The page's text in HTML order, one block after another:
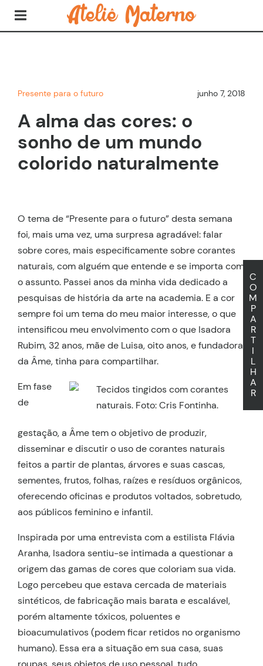
Presente para o futuro junho 7, 2018
A alma das cores: o
sonho de um mundo
colorido naturalmente
C
O
M
P
A
R
T
I
L
H
A
R
O tema de “Presente para o futuro” desta semana
foi, mais uma vez, uma surpresa agradável: falar
sobre cores, mais especificamente sobre corantes
naturais, com alguém que entende e se importa com
o assunto. Passei anos da minha vida dedicado a
pesquisas de história da arte na academia. E a cor
sempre foi um tema do meu maior interesse, o que
intensificou meu envolvimento com o que Isadora
Rubim, 32 anos, mãe de Luisa, oito anos, e fundadora
da Âme, tinha para compartilhar.
Em fase
de
gestação, a Âme tem o objetivo de produzir,
disseminar e discutir o uso de corantes naturais
feitos a partir de plantas, árvores e suas cascas,
sementes, frutos, folhas, raízes e resíduos orgânicos,
oferecendo oficinas e produtos voltados, sobretudo,
aos públicos feminino e infantil.
Inspirada por uma entrevista com a estilista Flávia
Aranha, Isadora sentiu-se intimada a questionar a
origem das gamas de cores que coloriam sua vida.
Logo percebeu que estava cercada de materiais
sintéticos, de fabricação mais barata e escalável,
porém altamente tóxicos, poluentes e
bioacumulativos (podem ficar retidos no organismo
humano). Essa era a situação em sua casa, suas